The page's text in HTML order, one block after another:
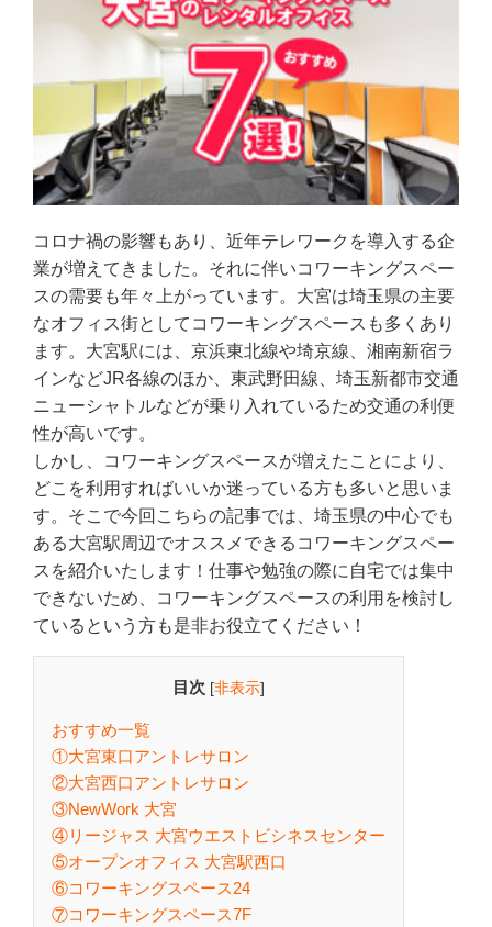
コロナ禍の影響もあり、近年テレワークを導入する企
業が増えてきました。それに伴いコワーキングスペー
スの需要も年々上がっています。大宮は埼玉県の主要
なオフィス街としてコワーキングスペースも多くあり
ます。大宮駅には、京浜東北線や埼京線、湘南新宿ラ
インなどJR各線のほか、東武野田線、埼玉新都市交通
ニューシャトルなどが乗り入れているため交通の利便
性が高いです。
しかし、コワーキングスペースが増えたことにより、
どこを利用すればいいか迷っている方も多いと思いま
す。そこで今回こちらの記事では、埼玉県の中心でも
ある大宮駅周辺でオススメできるコワーキングスペー
スを紹介いたします！仕事や勉強の際に自宅では集中
できないため、コワーキングスペースの利用を検討し
ているという方も是非お役立てください！
目次 [非表示]
おすすめ一覧
①大宮東口アントレサロン
②大宮西口アントレサロン
③NewWork 大宮
④リージャス 大宮ウエストビシネスセンター
⑤オープンオフィス 大宮駅西口
⑥コワーキングスペース24
⑦コワーキングスペース7F